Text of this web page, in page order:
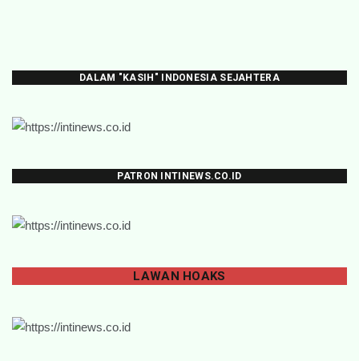
DALAM "KASIH" INDONESIA SEJAHTERA
PATRON INTINEWS.CO.ID
LAWAN HOAKS